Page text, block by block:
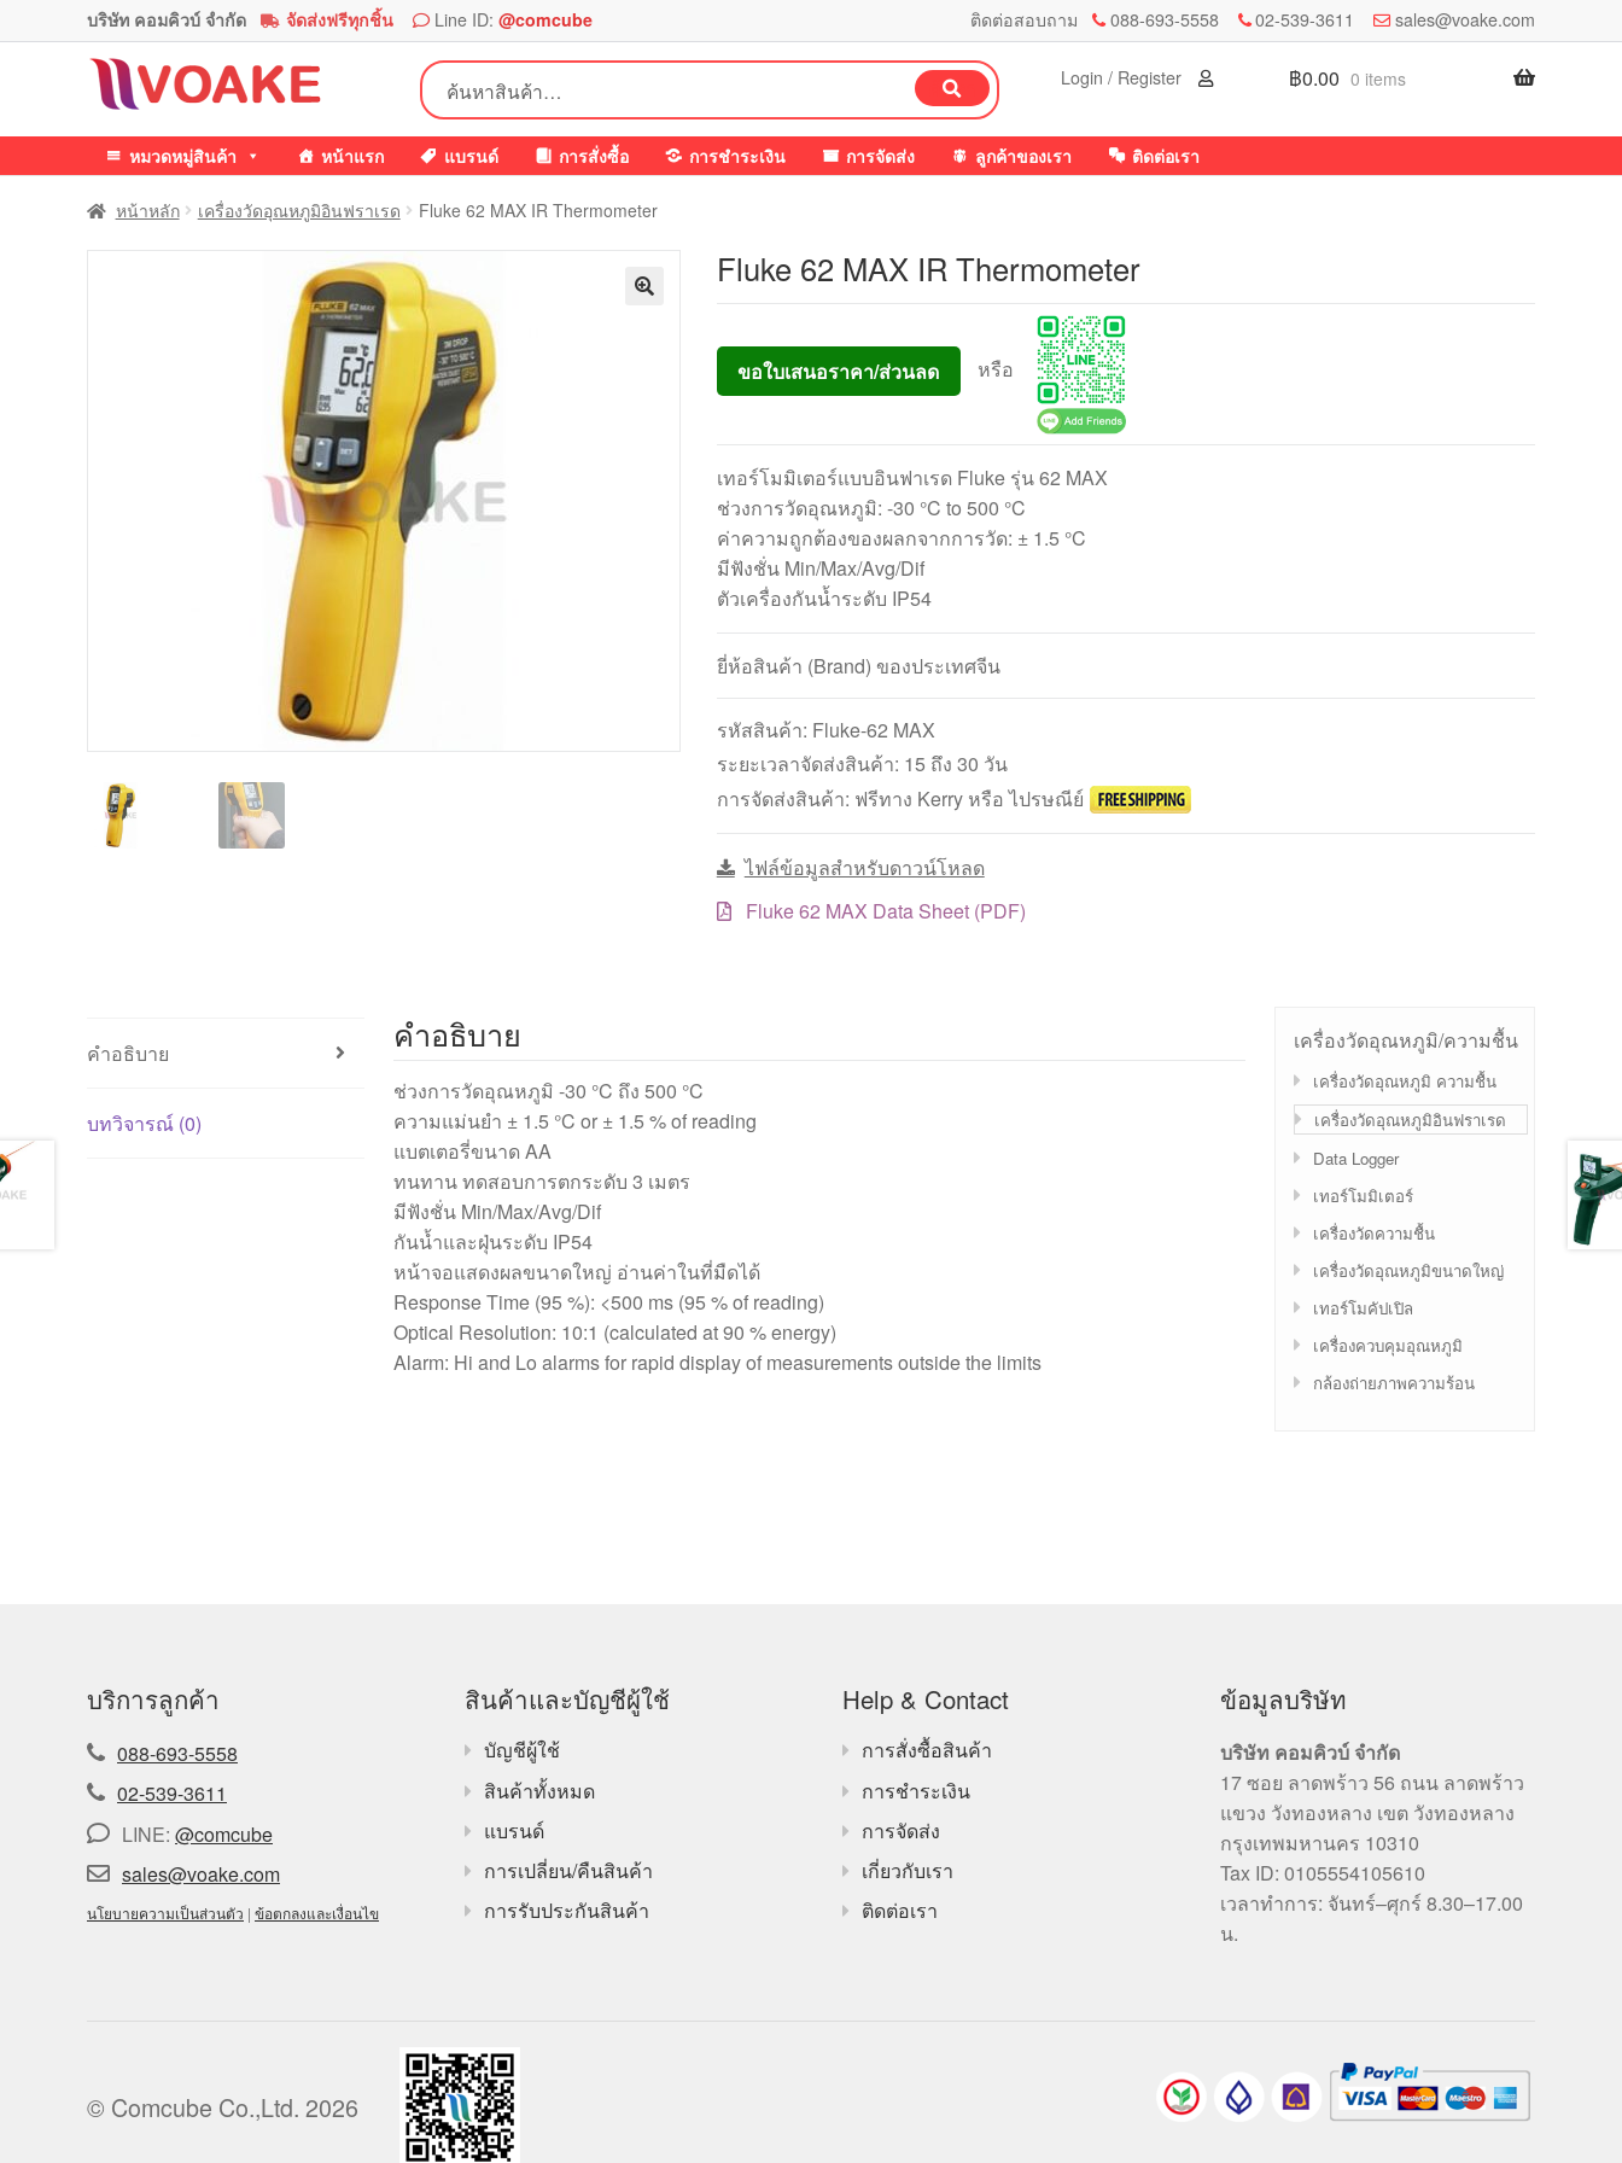
บริษัท คอมคิวบ์ จำกัด จัดส่งฟรีทุกชิ้น Line ID: @comcube ติดต่อสอบถาม 088-693-5558 02-539-3611 sales@voake.com
Skip
to
Skip
to
ค้นหา:
ค้นหา ฿0.00 0 items
Login / Register
หมวดหมู่สินค้า หน้าแรก แบรนด์ การสั่งซื้อ การชำระเงิน การจัดส่ง ลูกค้าของเรา ติดต่อเรา
หน้าหลัก เครื่องวัดอุณหภูมิอินฟราเรด Fluke 62 MAX IR Thermometer
Fluke 62 MAX IR Thermometer
ขอใบเสนอราคา/ส่วนลด หรือ
เทอร์โมมิเตอร์แบบอินฟาเรด Fluke รุ่น 62 MAX
ช่วงการวัดอุณหภูมิ: -30 °C to 500 °C
ค่าความถูกต้องของผลกจากการวัด: ± 1.5 °C
มีฟังชั่น Min/Max/Avg/Dif
ตัวเครื่องกันน้ำระดับ IP54
ยี่ห้อสินค้า (Brand) ของประเทศจีน
รหัสสินค้า: Fluke-62 MAX
ระยะเวลาจัดส่งสินค้า: 15 ถึง 30 วัน
การจัดส่งสินค้า: ฟรีทาง Kerry หรือ ไปรษณีย์
ไฟล์ข้อมูลสำหรับดาวน์โหลด
Fluke 62 MAX Data Sheet (PDF)
คำอธิบาย
บทวิจารณ์ (0)
คำอธิบาย
ช่วงการวัดอุณหภูมิ -30 °C ถึง 500 °C
ความแม่นยำ ± 1.5 °C or ± 1.5 % of reading
แบตเตอรี่ขนาด AA
ทนทาน ทดสอบการตกระดับ 3 เมตร
มีฟังชั่น Min/Max/Avg/Dif
กันน้ำและฝุ่นระดับ IP54
หน้าจอแสดงผลขนาดใหญ่ อ่านค่าในที่มืดได้
Response Time (95 %): <500 ms (95 % of reading)
Optical Resolution: 10:1 (calculated at 90 % energy)
Alarm: Hi and Lo alarms for rapid display of measurements outside the limits
เครื่องวัดอุณหภูมิ/ความชื้น
เครื่องวัดอุณหภูมิ ความชื้น
เครื่องวัดอุณหภูมิอินฟราเรด
Data Logger
เทอร์โมมิเตอร์
เครื่องวัดความชื้น
เครื่องวัดอุณหภูมิขนาดใหญ่
เทอร์โมคัปเปิล
เครื่องควบคุมอุณหภูมิ
กล้องถ่ายภาพความร้อน
บริการลูกค้า
088-693-5558
02-539-3611
LINE: @comcube
sales@voake.com
นโยบายความเป็นส่วนตัว | ข้อตกลงและเงื่อนไข
สินค้าและบัญชีผู้ใช้
บัญชีผู้ใช้
สินค้าทั้งหมด
แบรนด์
การเปลี่ยน/คืนสินค้า
การรับประกันสินค้า
Help & Contact
การสั่งซื้อสินค้า
การชำระเงิน
การจัดส่ง
เกี่ยวกับเรา
ติดต่อเรา
ข้อมูลบริษัท
บริษัท คอมคิวบ์ จำกัด
17 ซอย ลาดพร้าว 56 ถนน ลาดพร้าว
แขวง วังทองหลาง เขต วังทองหลาง
กรุงเทพมหานคร 10310
Tax ID: 0105554105610
เวลาทำการ: จันทร์–ศุกร์ 8.30–17.00
น.
© Comcube Co.,Ltd. 2026